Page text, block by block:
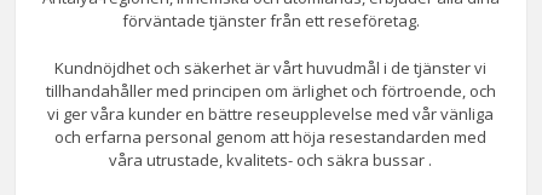
förväntade tjänster från ett reseföretag.
Kundnöjdhet och säkerhet är vårt huvudmål i de tjänster vi
tillhandahåller med principen om ärlighet och förtroende, och
vi ger våra kunder en bättre reseupplevelse med vår vänliga
och erfarna personal genom att höja resestandarden med
våra utrustade, kvalitets- och säkra bussar .